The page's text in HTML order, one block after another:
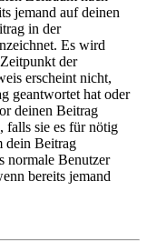
jemand auf deinen
in der
Es wird
der
erscheint nicht,
geantwortet hat oder
deinen Beitrag
falls sie es für nötig
dein Beitrag
normale Benutzer
bereits jemand